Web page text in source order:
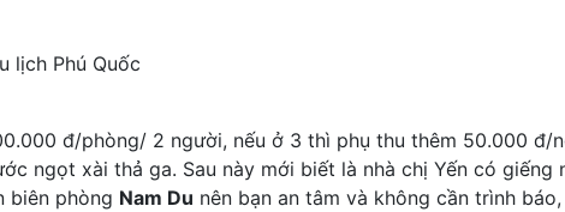
đ/phòng/ 2 người, nếu ở 3 thì phụ thu thêm 50.000
ngọt xài thả ga. Sau này mới biết là nhà chị Yến có
biên phòng Nam Du nên bạn an tâm và không cần trình